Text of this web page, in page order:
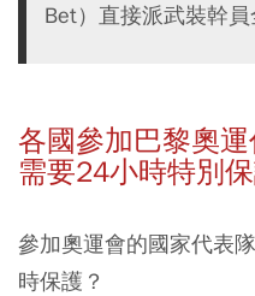
Bet）直接派武裝幹員
各國參加巴黎奧
需要24小時特別
參加奧運會的國家代表
時保護？